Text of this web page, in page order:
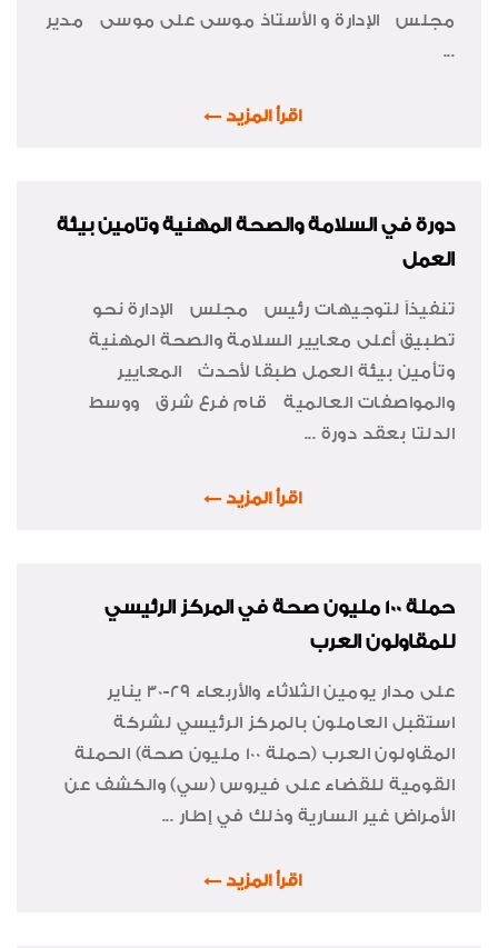
مجلس الإدارة و الأستاذ موسى على موسى مدير
...
اقرأ المزيد
دورة في السلامة والصحة المهنية وتامين بيئة
العمل
تنفيذاً لتوجيهات رئيس مجلس الإدارة نحو
تطبيق أعلى معايير السلامة والصحة المهنية
وتأمين بيئة العمل طبقا لأحدث المعايير
والمواصفات العالمية قام فرع شرق ووسط
الدلتا بعقد دورة ...
اقرأ المزيد
حملة 100 مليون صحة في المركز الرئيسي
للمقاولون العرب
على مدار يومين الثلاثاء والأربعاء 29-30 يناير
استقبل العاملون بالمركز الرئيسي لشركة
المقاولون العرب (حملة 100 مليون صحة) الحملة
القومية للقضاء على فيروس (سي) والكشف عن
الأمراض غير السارية وذلك في إطار ...
اقرأ المزيد